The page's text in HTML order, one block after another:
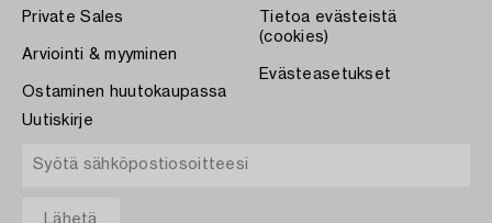
Private Sales
Arviointi & myyminen
Ostaminen huutokaupassa
Tietoa evästeistä
(cookies)
Evästeasetukset
Uutiskirje